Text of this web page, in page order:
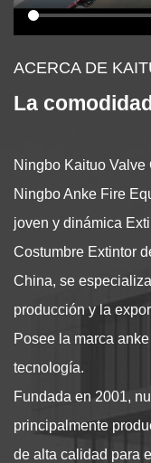
ACERCA DE
La
Ningbo Kaituo Valve
Ningbo Anke Fire
joven y dinámica
Costumbre Extintor
China, se
producción y la
Posee la marca
tecnología.
Fundada en 2001,
principalmente
de alta calidad para